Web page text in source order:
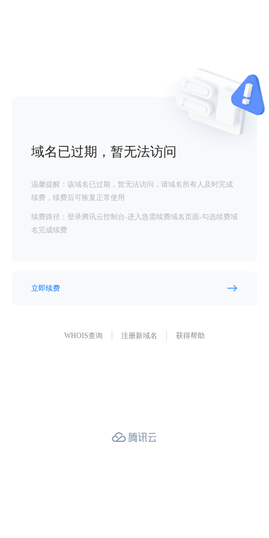
域名已过期，暂无法访问
温馨提醒：该域名已过期，暂无法访问，请域名所有人及时完成
续费，续费后可恢复正常使用
续费路径：登录腾讯云控制台-进入急需续费域名页面-勾选续费域
名完成续费
立即续费
WHOIS查询 注册新域名 获得帮助